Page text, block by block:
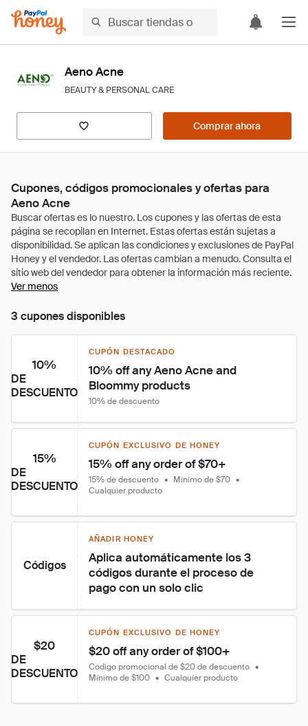
Aeno Acne
BEAUTY & PERSONAL CARE
Comprar ahora
Cupones, códigos promocionales y ofertas para
Aeno Acne
Ver menos
3 cupones disponibles
10%
DE
DESCUENTO
CUPÓN DESTACADO
10% off any Aeno Acne and
Bloommy products
10% de descuento
15%
DE
DESCUENTO
CUPÓN EXCLUSIVO DE HONEY
15% off any order of $70+
15% de descuento • Mínimo de $70 •
Cualquier producto
Códigos
AÑADIR HONEY
Aplica automáticamente los 3
códigos durante el proceso de
pago con un solo clic
$20
DE
DESCUENTO
CUPÓN EXCLUSIVO DE HONEY
$20 off any order of $100+
Código promocional de $20 de descuento •
Mínimo de $100 • Cualquier producto